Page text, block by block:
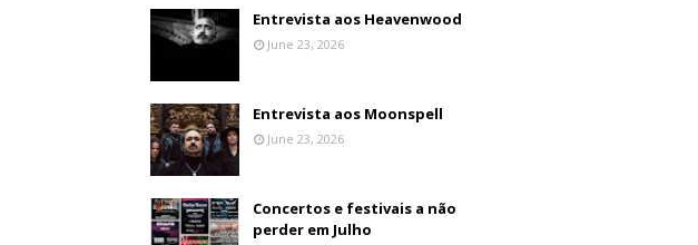
Entrevista aos Heavenwood
June 23, 2026
Entrevista aos Moonspell
June 23, 2026
Concertos e festivais a não
perder em Julho